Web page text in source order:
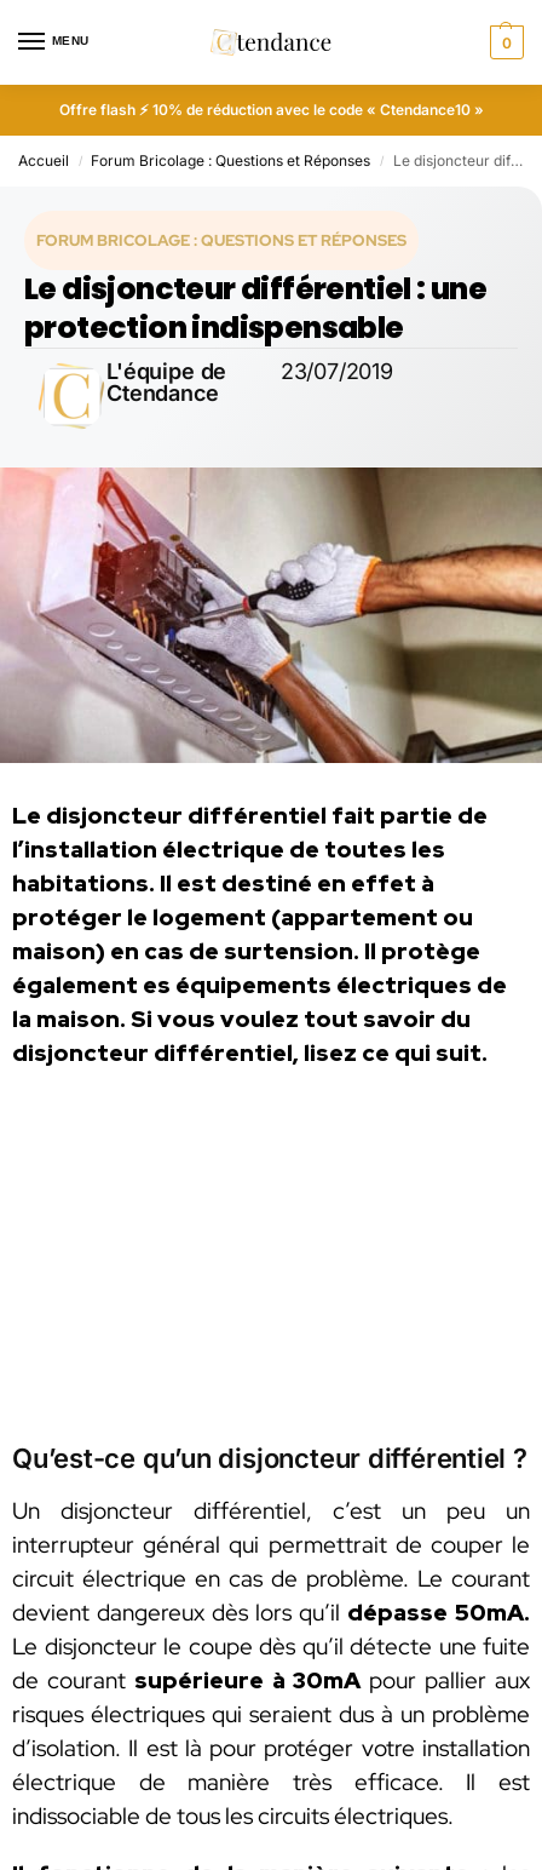
MENU 0
Offre flash ⚡ 10% de réduction avec le code « Ctendance10 »
Accueil / Forum Bricolage : Questions et Réponses / Le disjoncteur différentiel : une protection indispensable
FORUM BRICOLAGE : QUESTIONS ET RÉPONSES
Le disjoncteur différentiel : une
protection indispensable
L'équipe de
Ctendance
23/07/2019
Le disjoncteur différentiel fait partie de
l’installation électrique de toutes les
habitations. Il est destiné en effet à
protéger le logement (appartement ou
maison) en cas de surtension. Il protège
également es équipements électriques de
la maison. Si vous voulez tout savoir du
disjoncteur différentiel, lisez ce qui suit.
Qu’est-ce qu’un disjoncteur différentiel ?
Un disjoncteur différentiel, c’est un peu un
interrupteur général qui permettrait de couper le
circuit électrique en cas de problème. Le courant
devient dangereux dès lors qu’il dépasse 50mA.
Le disjoncteur le coupe dès qu’il détecte une fuite
de courant supérieure à 30mApour pallier aux
risques électriques qui seraient dus à un problème
d’isolation. Il est là pour protéger votre installation
électrique de manière très efficace. Il est
indissociable de tous les circuits électriques.